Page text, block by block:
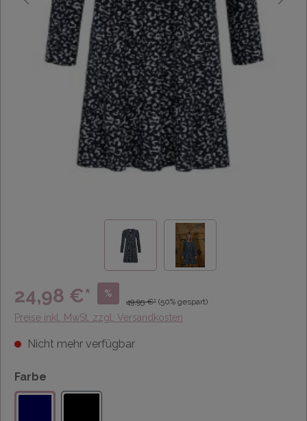
24,98 €* %
49,95 €* (50% gespart)
Preise inkl. MwSt. zzgl. Versandkosten
Nicht mehr verfügbar
Farbe